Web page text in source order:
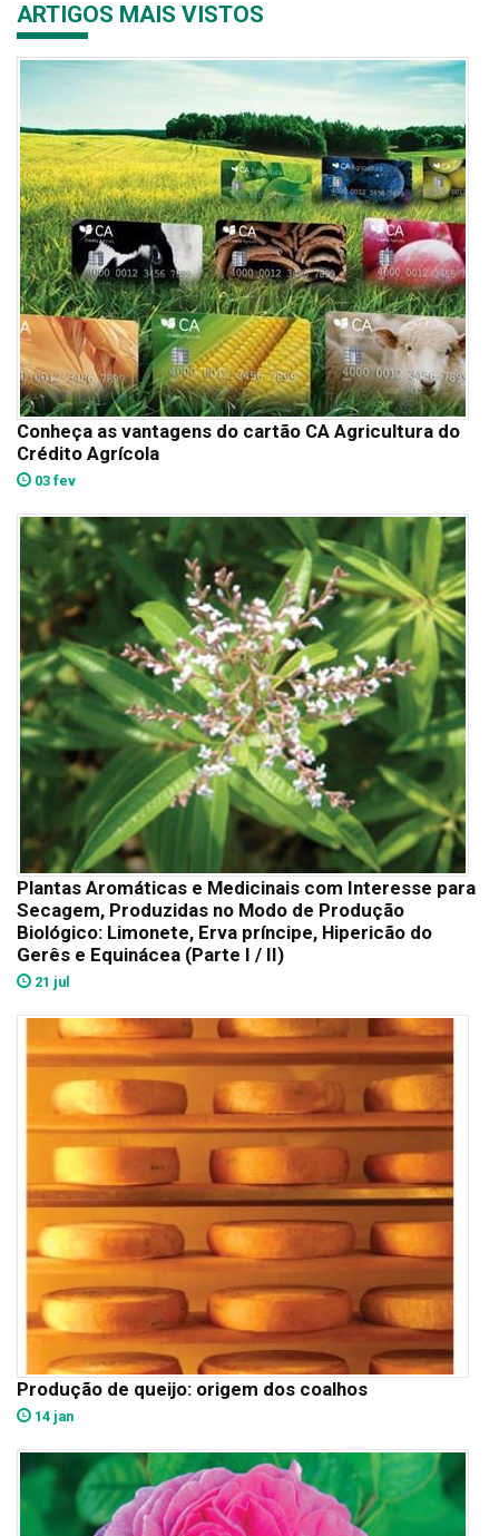
ARTIGOS MAIS VISTOS
Conheça as vantagens do cartão CA Agricultura do
Crédito Agrícola
03 fev
Plantas Aromáticas e Medicinais com Interesse para
Secagem, Produzidas no Modo de Produção
Biológico: Limonete, Erva príncipe, Hipericão do
Gerês e Equinácea (Parte I / II)
21 jul
Produção de queijo: origem dos coalhos
14 jan